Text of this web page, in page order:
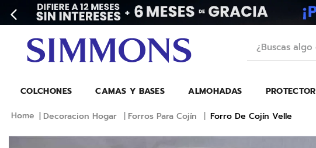
COLCHONES CAMAS Y BASES ALMOHADAS
Decoracion Hogar Forros Para Cojín Forro De Cojín Velle
TÉRMINOS
1.
erica
2.
almohada